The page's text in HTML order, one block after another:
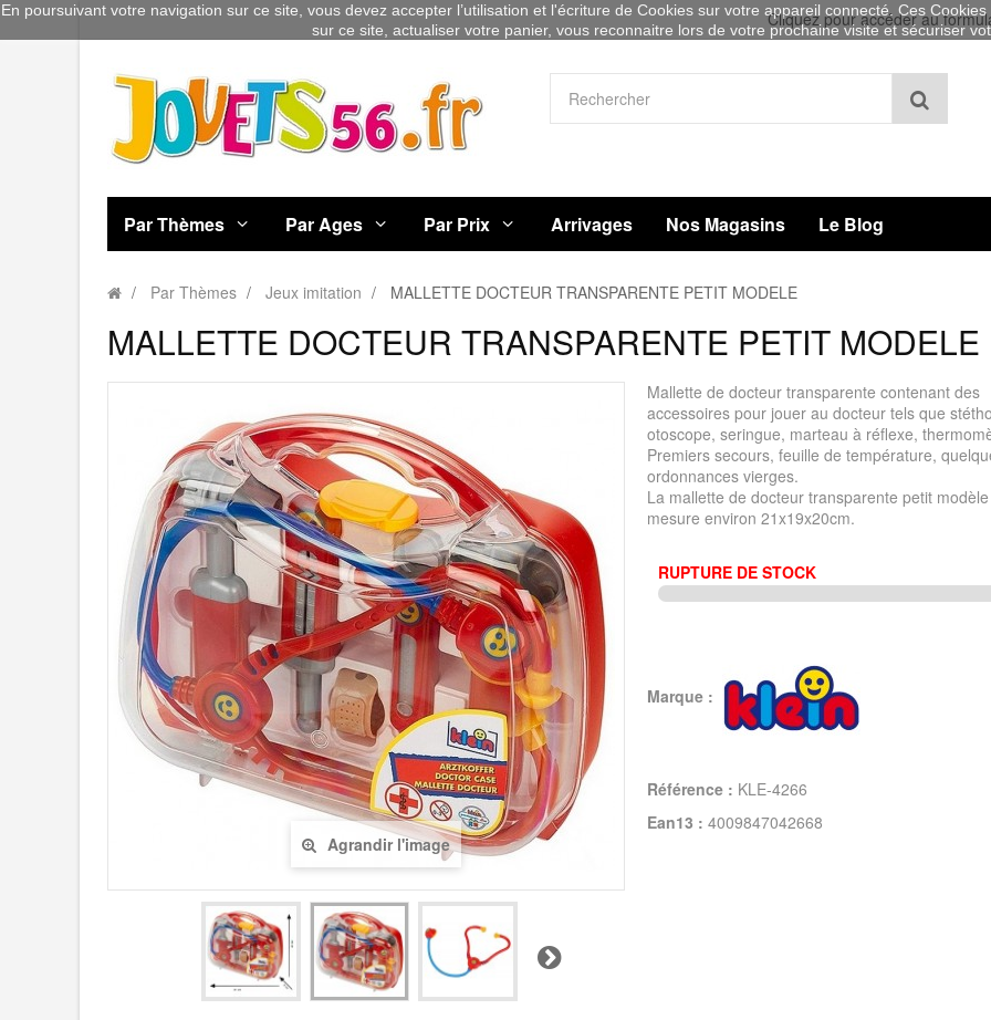
Cliquez pour accéder au
Par Thèmes Par Ages Par Prix Arrivages Nos Magasins Le Blog
Par Thèmes Jeux imitation MALLETTE DOCTEUR TRANSPARENTE PETIT MODELE
MALLETTE DOCTEUR TRANSPARENTE PETIT MODELE
Agrandir l'image
Suivant
Mallette de docteur transparente contenant des
accessoires pour jouer au docteur tels que
otoscope, seringue, marteau à réflexe,
Premiers secours, feuille de température,
ordonnances vierges.
La mallette de docteur transparente petit
mesure environ 21x19x20cm.
RUPTURE DE STOCK
Marque :
Référence : KLE-4266
Ean13 : 4009847042668
En poursuivant votre navigation sur ce site, vous devez accepter l’utilisation et l'écriture de Cookies sur votre appareil connecté. Ces
sur ce site, actualiser votre panier, vous reconnaitre lors de votre prochaine visite et sécuriser